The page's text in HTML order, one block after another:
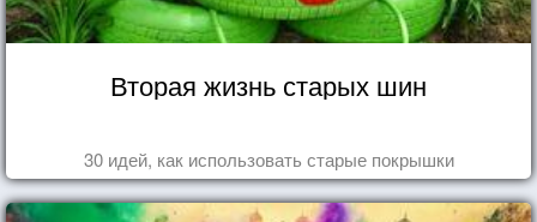
Вторая жизнь старых шин
30 идей, как использовать старые покрышки